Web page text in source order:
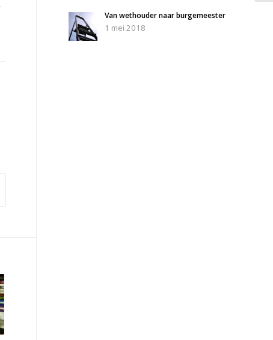
Van wethouder naar burgemeester
1 mei 2018